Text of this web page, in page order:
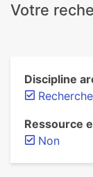
Votre
Discipline
Ressource
Non